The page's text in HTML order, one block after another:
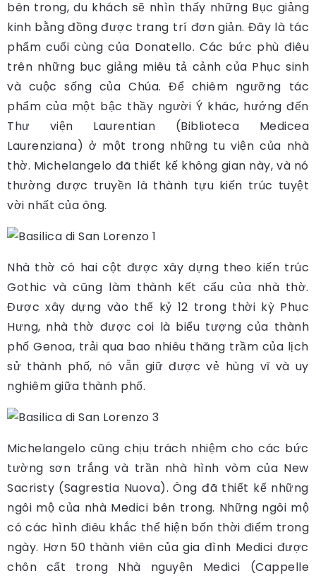
bên trong, du khách sẽ nhìn thấy những Bục giảng
kinh bằng đồng được trang trí đơn giản. Đây là tác
phẩm cuối cùng của Donatello. Các bức phù điêu
trên những bục giảng miêu tả cảnh của Phục sinh
và cuộc sống của Chúa. Để chiêm ngưỡng tác
phẩm của một bậc thầy người Ý khác, hướng đến
Thư viện Laurentian (Biblioteca Medicea
Laurenziana) ở một trong những tu viện của nhà
thờ. Michelangelo đã thiết kế không gian này, và nó
thường được truyền là thành tựu kiến ​​trúc tuyệt
vời nhất của ông.
Nhà thờ có hai cột được xây dựng theo kiến trúc
Gothic và cũng làm thành kết cấu của nhà thờ.
Được xây dựng vào thế kỷ 12 trong thời kỳ Phục
Hưng, nhà thờ được coi là biểu tượng của thành
phố Genoa, trải qua bao nhiêu thăng trầm của lịch
sử thành phố, nó vẫn giữ được vẻ hùng vĩ và uy
nghiêm giữa thành phố.
Michelangelo cũng chịu trách nhiệm cho các bức
tường sơn trắng và trần nhà hình vòm của New
Sacristy (Sagrestia Nuova). Ông đã thiết kế những
ngôi mộ của nhà Medici bên trong. Những ngôi mộ
có các hình điêu khắc thể hiện bốn thời điểm trong
ngày. Hơn 50 thành viên của gia đình Medici được
chôn cất trong Nhà nguyện Medici (Cappelle